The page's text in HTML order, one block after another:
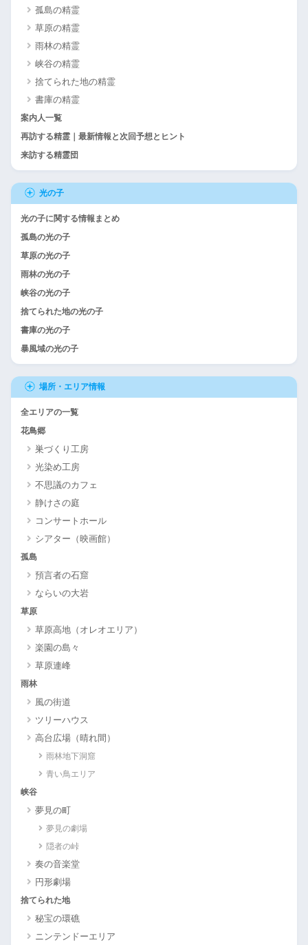
孤島の精霊
草原の精霊
雨林の精霊
峡谷の精霊
捨てられた地の精霊
書庫の精霊
案内人一覧
再訪する精霊｜最新情報と次回予想とヒント
来訪する精霊団
光の子
光の子に関する情報まとめ
孤島の光の子
草原の光の子
雨林の光の子
峡谷の光の子
捨てられた地の光の子
書庫の光の子
暴風域の光の子
場所・エリア情報
全エリアの一覧
花鳥郷
巣づくり工房
光染め工房
不思議のカフェ
静けさの庭
コンサートホール
シアター（映画館）
孤島
預言者の石窟
ならいの大岩
草原
草原高地（オレオエリア）
楽園の島々
草原連峰
雨林
風の街道
ツリーハウス
高台広場（晴れ間）
雨林地下洞窟
青い鳥エリア
峡谷
夢見の町
夢見の劇場
隠者の峠
奏の音楽堂
円形劇場
捨てられた地
秘宝の環礁
ニンテンドーエリア